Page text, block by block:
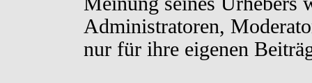
Administratoren,
nur für ihre eigenen